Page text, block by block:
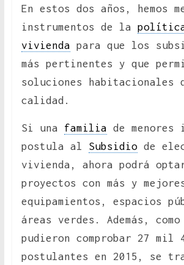
En estos dos años, hemos
instrumentos de la
vivienda para que los
más pertinentes y que
soluciones habitacionales
calidad.
Si una familia de menores
postula al Subsidiode
vivienda, ahora podrá
proyectos con más y
equipamientos, espacios
áreas verdes. Además,
pudieron comprobar 27 mil
postulantes en 2015, se